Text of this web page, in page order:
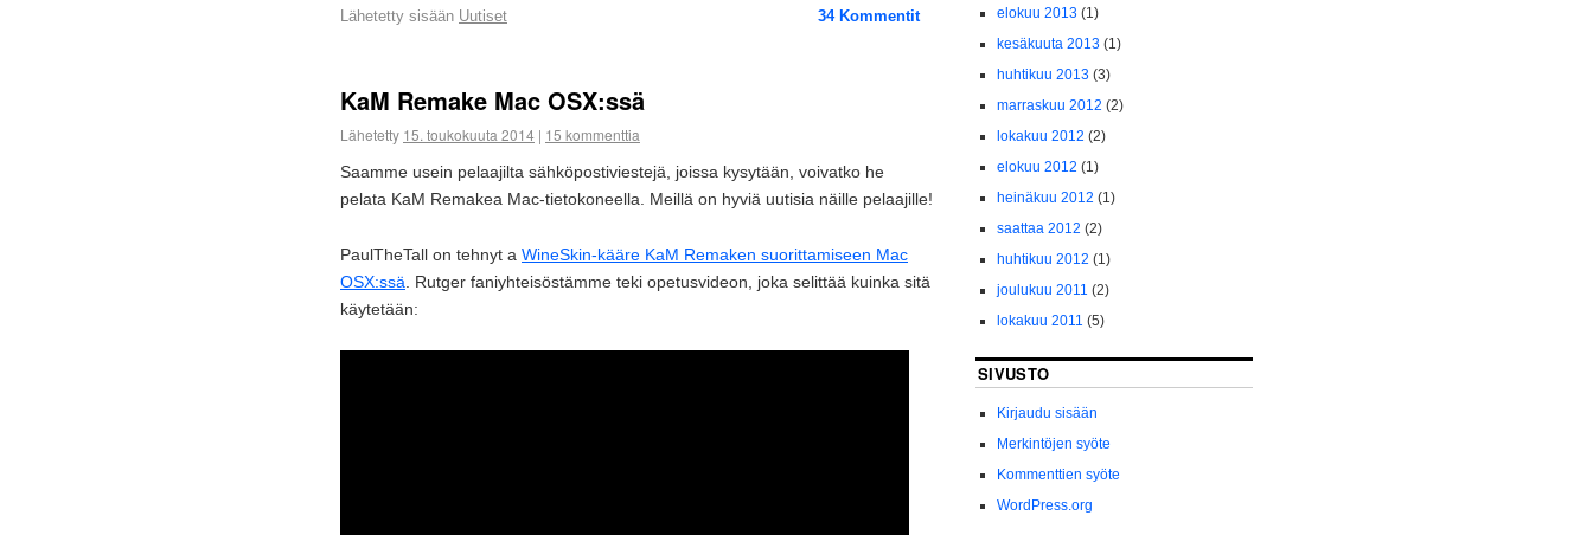
34Kommentit
Lähetetty sisään Uutiset
KaM Remake Mac OSX:ssä
Lähetetty 15. toukokuuta 2014 | 15 kommenttia
Saamme usein pelaajilta sähköpostiviestejä, joissa kysytään, voivatko he
pelata KaM Remakea Mac-tietokoneella. Meillä on hyviä uutisia näille pelaajille!
PaulTheTall on tehnyt a WineSkin-kääre KaM Remaken suorittamiseen Mac
OSX:ssä . Rutger faniyhteisöstämme teki opetusvideon, joka selittää kuinka sitä
käytetään:
elokuu 2013(1)
kesäkuuta 2013(1)
huhtikuu 2013(3)
marraskuu 2012 (2)
lokakuu 2012 (2)
elokuu 2012 (1)
heinäkuu 2012 (1)
saattaa 2012 (2)
huhtikuu 2012 (1)
joulukuu 2011 (2)
lokakuu 2011 (5)
SIVUSTO
Kirjaudu sisään
Merkintöjen syöte
Kommenttien syöte
WordPress.org